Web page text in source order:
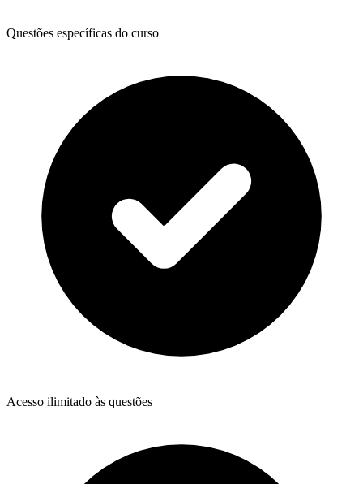
Questões específicas do curso
Acesso ilimitado às questões